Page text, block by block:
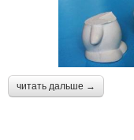
читать дальше →